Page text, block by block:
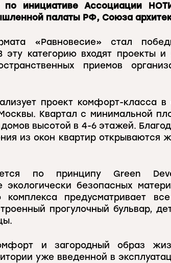
по инициативе Ассоциации
палаты РФ, Союза
«Равновесие» стал
категорию входят проекты
приемов
проект комфорт-класса
Квартал с минимальной
высотой в 4-6 этажей.
из окон квартир открываются
по принципу Green
экологически безопасных
комплекса предусматривает
прогулочный бульвар,
и загородный образ
уже введенной в